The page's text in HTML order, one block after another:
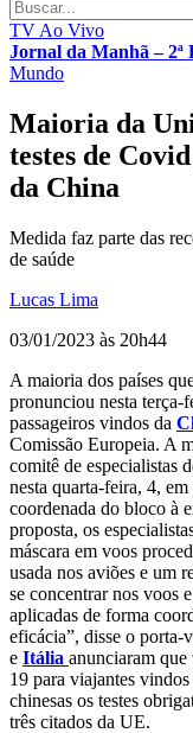
TV Ao Vivo
Jornal da Manhã – 2ª
Mundo
Maioria da
testes de
da China
Medida faz parte das
de saúde
Lucas Lima
03/01/2023 às 20h44
A maioria dos países
pronunciou nesta terça-
passageiros vindos da
Comissão Europeia. A
comitê de especialistas
nesta quarta-feira, 4,
coordenada do bloco à
proposta, os
máscara em voos
usada nos aviões e um
se concentrar nos voos
aplicadas de forma
eficácia”, disse o porta-
e Itália anunciaram
19 para viajantes
chinesas os testes
três citados da UE.